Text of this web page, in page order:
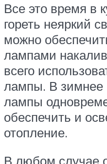
Все это время в
гореть неяркий
можно
лампами
всего
лампы. В зимнее
лампы
обеспечить и
отопление.
В любом случае